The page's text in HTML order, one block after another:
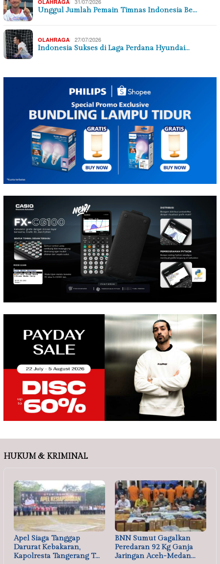
OLAHRAGA 31/07/2026
Unggul Jumlah Pemain Timnas Indonesia Be…
OLAHRAGA 27/07/2026
Indonesia Sukses di Laga Perdana Hyundai…
HUKUM & KRIMINAL
Apel Siaga Tanggap
Darurat Kebakaran,
Kapolresta Tangerang T…
BNN Sumut Gagalkan
Peredaran 92 Kg Ganja
Jaringan Aceh-Medan…